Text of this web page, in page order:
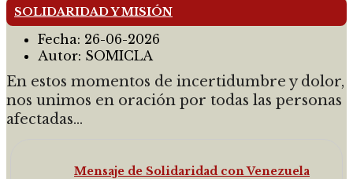
SOLIDARIDAD Y MISIÓN
Fecha: 26-06-2026
Autor: SOMICLA
En estos momentos de incertidumbre y dolor,
nos unimos en oración por todas las personas
afectadas...
Mensaje de Solidaridad con Venezuela